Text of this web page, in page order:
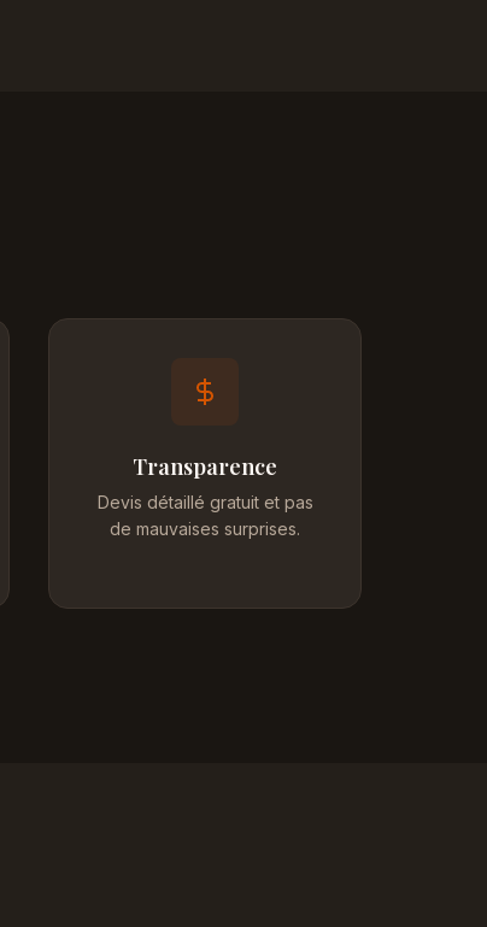
Transparence
Devis détaillé gratuit et pas
de mauvaises surprises.